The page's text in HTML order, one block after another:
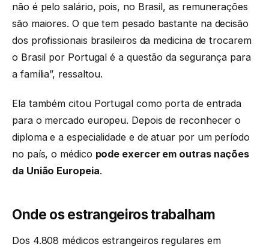
não é pelo salário, pois, no Brasil, as remunerações
são maiores. O que tem pesado bastante na decisão
dos profissionais brasileiros da medicina de trocarem
o Brasil por Portugal é a questão da segurança para
a família”, ressaltou.
Ela também citou Portugal como porta de entrada
para o mercado europeu. Depois de reconhecer o
diploma e a especialidade e de atuar por um período
no país, o médico pode exercer em outras nações
da União Europeia.
Onde os estrangeiros trabalham
Dos 4.808 médicos estrangeiros regulares em